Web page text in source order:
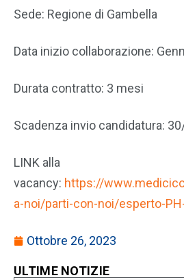
Sede: Regione di Gambella
Data inizio collaborazione:
Durata contratto: 3 mesi
Scadenza invio candidatura:
LINK alla
vacancy: https://
a-noi/parti-con-noi/esperto-
Ottobre 26, 2023
ULTIME NOTIZIE